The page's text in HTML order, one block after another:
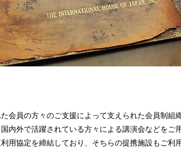
会員の方々のご支援によって支えられた会員制組
内外で活躍されている方々による講演会などをご
用協定を締結しており、そちらの提携施設もご利